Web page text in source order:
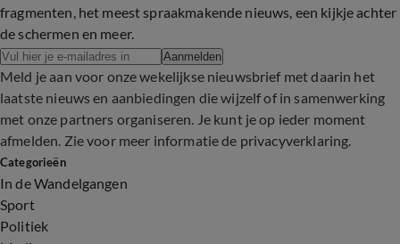
fragmenten, het meest spraakmakende nieuws, een kijkje achter
de schermen en meer.
Aanmelden
Meld je aan voor onze wekelijkse nieuwsbrief met daarin het
laatste nieuws en aanbiedingen die wijzelf of in samenwerking
met onze partners organiseren. Je kunt je op ieder moment
afmelden. Zie voor meer informatie de privacyverklaring.
Categorieën
In de Wandelgangen
Sport
Politiek